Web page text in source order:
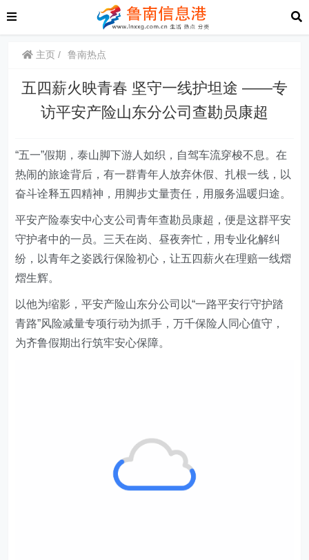
主页 鲁南热点
五四薪火映青春 坚守一线护坦途 ——专
访平安产险山东分公司查勘员康超
“五一”假期，泰山脚下游人如织，自驾车流穿梭不息。在
热闹的旅途背后，有一群青年人放弃休假、扎根一线，以
奋斗诠释五四精神，用脚步丈量责任，用服务温暖归途。
平安产险泰安中心支公司青年查勘员康超，便是这群平安
守护者中的一员。三天在岗、昼夜奔忙，用专业化解纠
纷，以青年之姿践行保险初心，让五四薪火在理赔一线熠
熠生辉。
以他为缩影，平安产险山东分公司以“一路平安行守护踏
青路”风险减量专项行动为抓手，万千保险人同心值守，
为齐鲁假期出行筑牢安心保障。